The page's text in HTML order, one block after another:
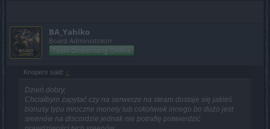
BA_Yahiko
Board Administrator
Team Drakensang Online
Knopers said: ↑
Dzień dobry,
Chciałbym zapytać czy na serwerze na steam dostaje się jakieś
bonusy typu mroczne monety lub cokolwiek innego bo dużo jest
sreenów na discordzie jednak nie potrafię potwierdzić